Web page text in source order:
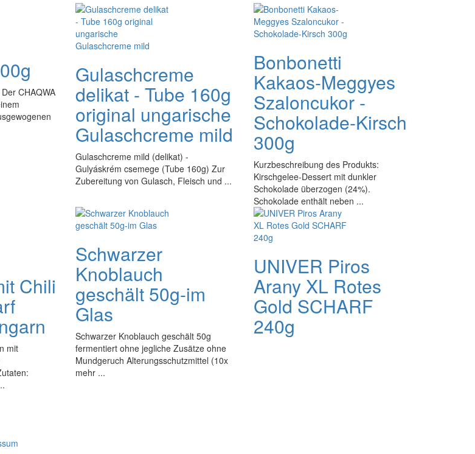
CHAQWA
Gulaschcreme
delikat - Tube 160g
original ungarische
Gulaschcreme mild
Gulaschcreme mild (delikat) -
Gulyáskrém csemege (Tube 160g) Zur
Zubereitung von Gulasch, Fleisch und ...
Bonbonetti
Kakaos-Meggyes
Szaloncukor -
Schokolade-Kirsch
300g
Kurzbeschreibung des Produkts:
Kirschgelee-Dessert mit dunkler
Schokolade überzogen (24%).
Schokolade enthält neben ...
Chili
mit
Schwarzer
Knoblauch
geschält 50g-im
Glas
Schwarzer Knoblauch geschält 50g
fermentiert ohne jegliche Zusätze ohne
Mundgeruch Alterungsschutzmittel (10x
mehr ...
UNIVER Piros
Arany XL Rotes
Gold SCHARF
240g